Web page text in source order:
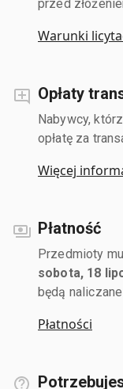
przed
Warunki
Opłaty
Nabywcy,
opłatę za
Więcej
Płatność
Przedmioty
sobota, 18
będą
Płatności